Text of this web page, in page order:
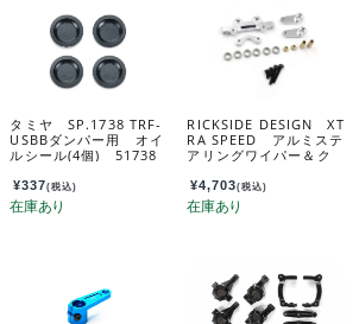
タミヤ SP.1738 TRF-
USBBダンパー用 オイ
ルシール(4個) 51738
¥337(税込)
RICKSIDE DESIGN XT
RA SPEED アルミステ
アリングワイパー＆ク
XS-TA29213SV
¥4,703(税込)